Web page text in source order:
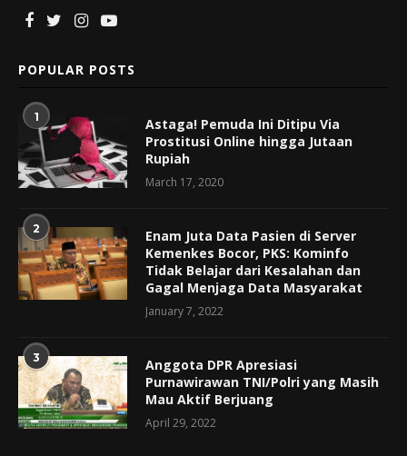
POPULAR POSTS
1
Astaga! Pemuda Ini Ditipu Via
Prostitusi Online hingga Jutaan
Rupiah
March 17, 2020
2
Enam Juta Data Pasien di Server
Kemenkes Bocor, PKS: Kominfo
Tidak Belajar dari Kesalahan dan
Gagal Menjaga Data Masyarakat
January 7, 2022
3
Anggota DPR Apresiasi
Purnawirawan TNI/Polri yang Masih
Mau Aktif Berjuang
April 29, 2022